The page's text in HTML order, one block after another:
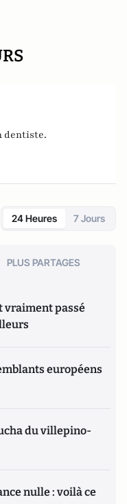
dentiste.
24 Heures 7 Jours
PLUS PARTAGES
vraiment passé
européens
du villepino-
nulle : voilà ce